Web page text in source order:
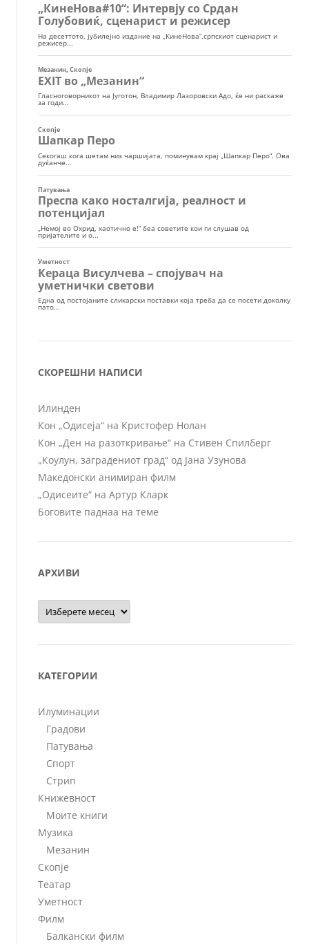
СКОРЕШНИ НАПИСИ
Илинден
Кон „Одисеја“ на Кристофер Нолан
Кон „Ден на разоткривање“ на Стивен Спилберг
„Коулун, заградениот град“ од Јана Узунова
Македонски анимиран филм
„Одисеите“ на Артур Кларк
Боговите паднаа на теме
АРХИВИ
Архиви
КАТЕГОРИИ
Илуминации
Градови
Патувања
Спорт
Стрип
Книжевност
Моите книги
Музика
Мезанин
Скопје
Театар
Уметност
Филм
Балкански филм